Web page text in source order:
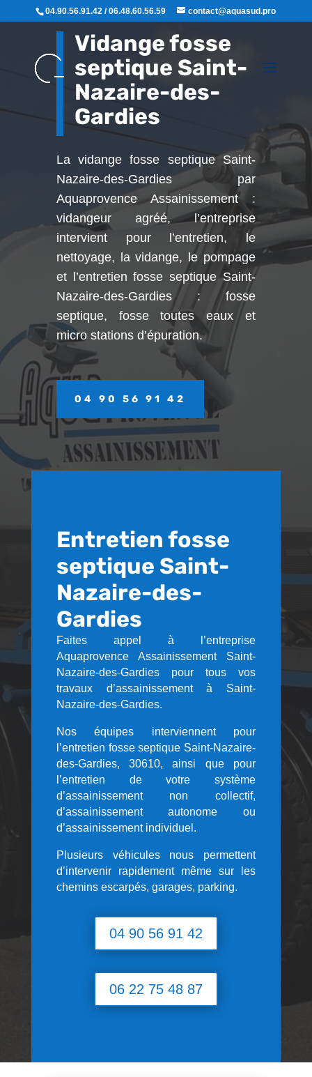
04.90.56.91.42 / 06.48.60.56.59 contact@aquasud.pro
Vidange fosse
septique Saint-
Nazaire-des-
Gardies
La vidange fosse septique Saint-
Nazaire-des-Gardies par
Aquaprovence Assainissement :
vidangeur agréé, l’entreprise
intervient pour l’entretien, le
nettoyage, la vidange, le pompage
et l’entretien fosse septique Saint-
Nazaire-des-Gardies : fosse
septique, fosse toutes eaux et
micro stations d’épuration.
04 90 56 91 42
Entretien fosse
septique Saint-
Nazaire-des-
Gardies
Faites appel à l’entreprise
Aquaprovence Assainissement Saint-
Nazaire-des-Gardies pour tous vos
travaux d’assainissement à Saint-
Nazaire-des-Gardies.
Nos équipes interviennent pour
l’entretien fosse septique Saint-Nazaire-
des-Gardies, 30610, ainsi que pour
l’entretien de votre système
d’assainissement non collectif,
d’assainissement autonome ou
d’assainissement individuel.
Plusieurs véhicules nous permettent
d’intervenir rapidement même sur les
chemins escarpés, garages, parking.
04 90 56 91 42
06 22 75 48 87